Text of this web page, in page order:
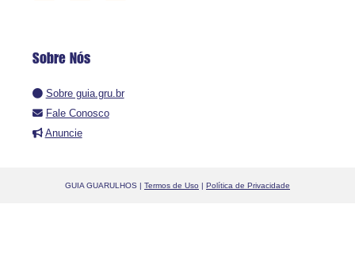
Sobre Nós
Sobre guia.gru.br
Fale Conosco
Anuncie
GUIA GUARULHOS | Termos de Uso | Política de Privacidade